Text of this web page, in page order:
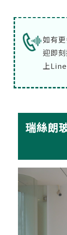
如有
迎即
上
瑞絲朗